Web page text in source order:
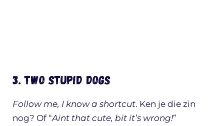
3. Two stupid dogs
Follow me, I know a shortcut. Ken je die zin
nog? Of “Aint that cute, bit it’s wrong!”